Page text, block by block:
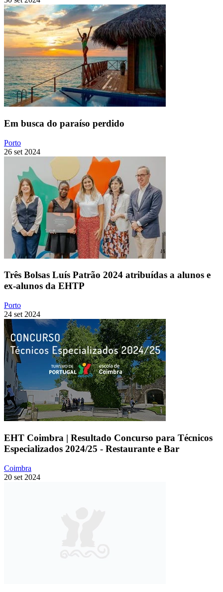
Em busca do paraíso perdido
Porto
26 set 2024
Três Bolsas Luís Patrão 2024 atribuídas a alunos e
ex-alunos da EHTP
Porto
24 set 2024
EHT Coimbra | Resultado Concurso para Técnicos
Especializados 2024/25 - Restaurante e Bar
Coimbra
20 set 2024